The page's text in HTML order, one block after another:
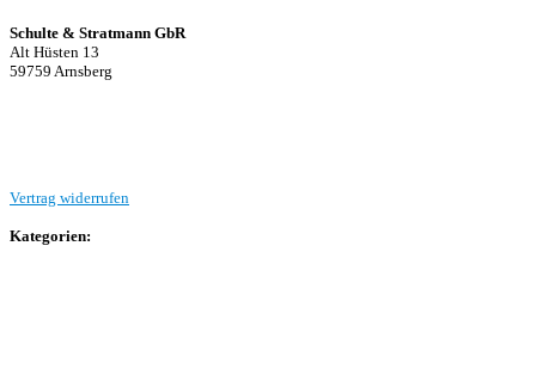
Schulte & Stratmann GbR
Alt Hüsten 13
59759 Arnsberg
Vertrag widerrufen
Kategorien: